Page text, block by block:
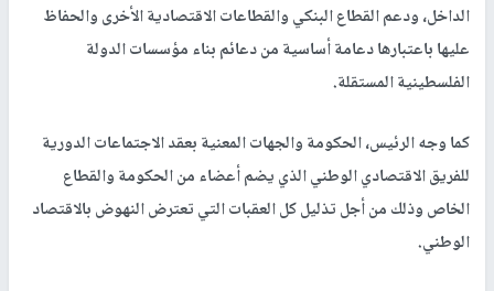
الداخل، ودعم القطاع البنكي والقطاعات الاقتصادية الأخرى والحفاظ
عليها باعتبارها دعامة أساسية من دعائم بناء مؤسسات الدولة
الفلسطينية المستقلة.
كما وجه الرئيس، الحكومة والجهات المعنية بعقد الاجتماعات الدورية
للفريق الاقتصادي الوطني الذي يضم أعضاء من الحكومة والقطاع
الخاص وذلك من أجل تذليل كل العقبات التي تعترض النهوض بالاقتصاد
الوطني.